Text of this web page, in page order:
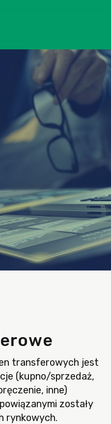
transferowych jest
(kupno/sprzedaż,
inne)
zostały
rynkowych.